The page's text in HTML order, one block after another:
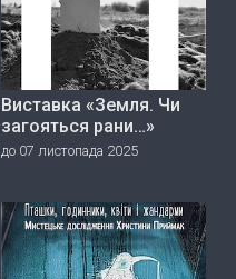
Виставка «Земля. Чи
загояться рани…»
до 07 листопада 2025